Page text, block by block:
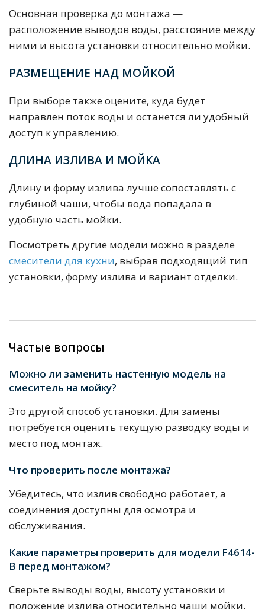
Основная проверка до монтажа —
расположение выводов воды, расстояние между
ними и высота установки относительно мойки.
РАЗМЕЩЕНИЕ НАД МОЙКОЙ
При выборе также оцените, куда будет
направлен поток воды и останется ли удобный
доступ к управлению.
ДЛИНА ИЗЛИВА И МОЙКА
Длину и форму излива лучше сопоставлять с
глубиной чаши, чтобы вода попадала в
удобную часть мойки.
Посмотреть другие модели можно в разделе
смесители для кухни, выбрав подходящий тип
установки, форму излива и вариант отделки.
Частые вопросы
Можно ли заменить настенную модель на
смеситель на мойку?
Это другой способ установки. Для замены
потребуется оценить текущую разводку воды и
место под монтаж.
Что проверить после монтажа?
Убедитесь, что излив свободно работает, а
соединения доступны для осмотра и
обслуживания.
Какие параметры проверить для модели F4614-
B перед монтажом?
Сверьте выводы воды, высоту установки и
положение излива относительно чаши мойки.